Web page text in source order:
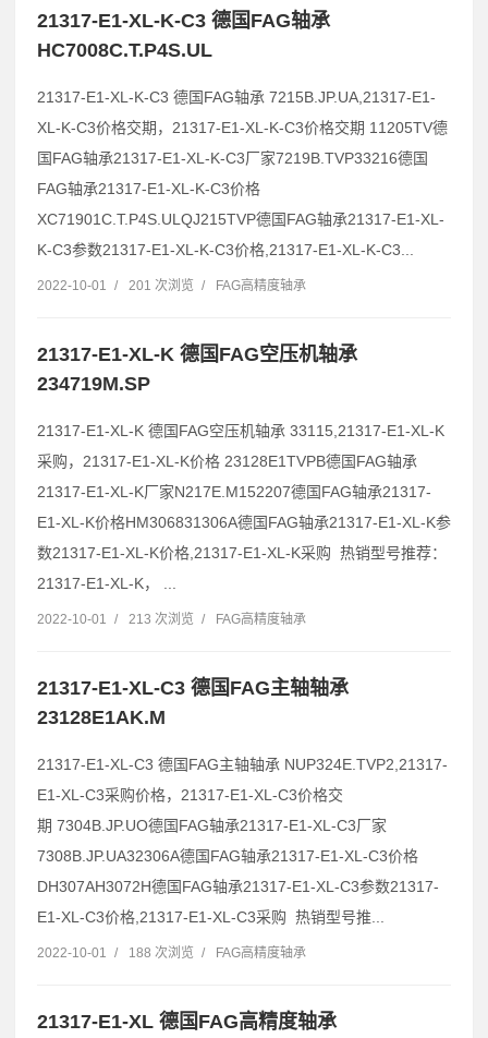
21317-E1-XL-K-C3 德国FAG轴承
HC7008C.T.P4S.UL
21317-E1-XL-K-C3 德国FAG轴承 7215B.JP.UA,21317-E1-
XL-K-C3价格交期，21317-E1-XL-K-C3价格交期 11205TV德
国FAG轴承21317-E1-XL-K-C3厂家7219B.TVP33216德国
FAG轴承21317-E1-XL-K-C3价格
XC71901C.T.P4S.ULQJ215TVP德国FAG轴承21317-E1-XL-
K-C3参数21317-E1-XL-K-C3价格,21317-E1-XL-K-C3...
2022-10-01 / 201 次浏览 / FAG高精度轴承
21317-E1-XL-K 德国FAG空压机轴承
234719M.SP
21317-E1-XL-K 德国FAG空压机轴承 33115,21317-E1-XL-K
采购，21317-E1-XL-K价格 23128E1TVPB德国FAG轴承
21317-E1-XL-K厂家N217E.M152207德国FAG轴承21317-
E1-XL-K价格HM306831306A德国FAG轴承21317-E1-XL-K参
数21317-E1-XL-K价格,21317-E1-XL-K采购 热销型号推荐：
21317-E1-XL-K， ...
2022-10-01 / 213 次浏览 / FAG高精度轴承
21317-E1-XL-C3 德国FAG主轴轴承
23128E1AK.M
21317-E1-XL-C3 德国FAG主轴轴承 NUP324E.TVP2,21317-
E1-XL-C3采购价格，21317-E1-XL-C3价格交
期 7304B.JP.UO德国FAG轴承21317-E1-XL-C3厂家
7308B.JP.UA32306A德国FAG轴承21317-E1-XL-C3价格
DH307AH3072H德国FAG轴承21317-E1-XL-C3参数21317-
E1-XL-C3价格,21317-E1-XL-C3采购 热销型号推...
2022-10-01 / 188 次浏览 / FAG高精度轴承
21317-E1-XL 德国FAG高精度轴承